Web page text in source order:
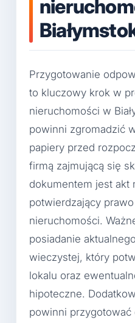
Przygotowanie
to kluczowy krok w
nieruchomości w
powinni zgromadzić
papiery przed
firmą zajmującą się
dokumentem jest akt
potwierdzający
nieruchomości.
posiadanie
wieczystej, który
lokalu oraz
hipoteczne.
powinni